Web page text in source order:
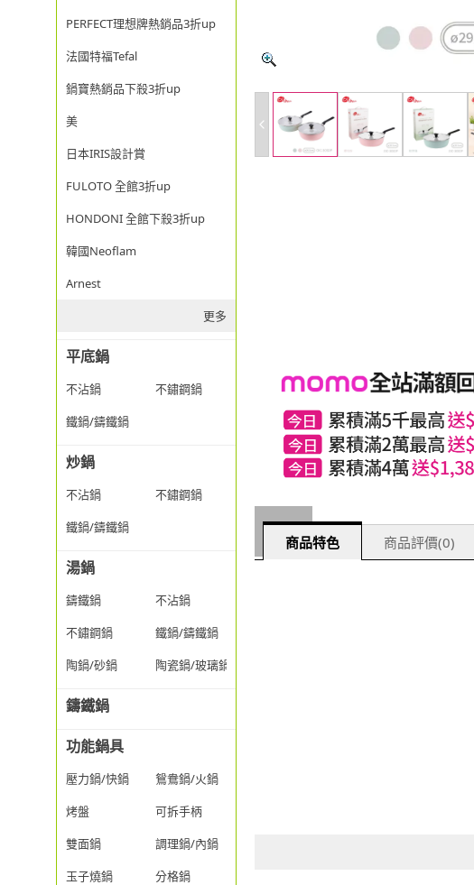
PERFECT理想牌熱銷品3折up
法國特福Tefal
鍋寶熱銷品下殺3折up
美
日本IRIS設計賞
FULOTO 全館3折up
HONDONI 全館下殺3折up
韓國Neoflam
Arnest
更多
平底鍋
不沾鍋
不鏽鋼鍋
鐵鍋/鑄鐵鍋
炒鍋
不沾鍋
不鏽鋼鍋
鐵鍋/鑄鐵鍋
湯鍋
鑄鐵鍋
不沾鍋
不鏽鋼鍋
鐵鍋/鑄鐵鍋
陶鍋/砂鍋
陶瓷鍋/玻璃鍋/透明鍋
鑄鐵鍋
功能鍋具
壓力鍋/快鍋
鴛鴦鍋/火鍋
烤盤
可拆手柄
雙面鍋
調理鍋/內鍋
玉子燒鍋
分格鍋
商品特色 商品評價(0)